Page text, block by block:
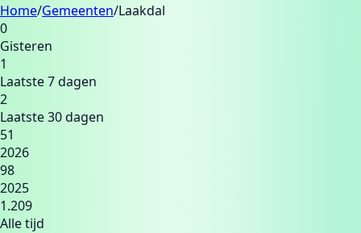
Home/Gemeenten/Laakdal
0
Gisteren
1
Laatste 7 dagen
2
Laatste 30 dagen
51
2026
98
2025
1.209
Alle tijd